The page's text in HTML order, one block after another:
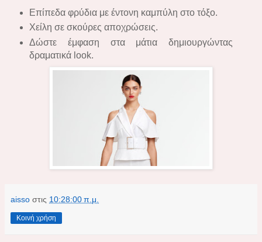
Επίπεδα φρύδια με έντονη καμπύλη στο τόξο.
Χείλη σε σκούρες αποχρώσεις.
Δώστε έμφαση στα μάτια δημιουργώντας
δραματικά look.
aisso στις 10:28:00 π.μ.
Κοινή χρήση